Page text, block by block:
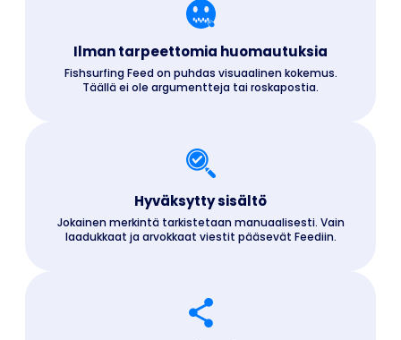
Ilman tarpeettomia huomautuksia
Fishsurfing Feed on puhdas visuaalinen kokemus.
Täällä ei ole argumentteja tai roskapostia.
Hyväksytty sisältö
Jokainen merkintä tarkistetaan manuaalisesti. Vain
laadukkaat ja arvokkaat viestit pääsevät Feediin.